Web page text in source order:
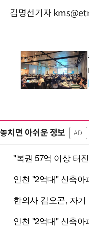
김명선기자
놓치면 아쉬운 정보 AD